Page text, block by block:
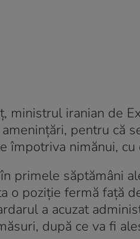
ministrul iranian de
pentru că
împotriva nimănui,
primele săptămâni
o poziţie fermă faţă
a acuzat
după ce va fi